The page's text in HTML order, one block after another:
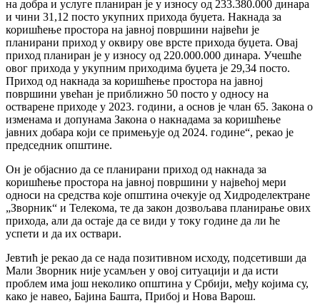
на добра и услуге планиран је у износу од 233.380.000 динара
и чини 31,12 посто укупних прихода буџета. Накнада за
коришћење простора на јавној површини највећи је
планирани приход у оквиру ове врсте прихода буџета. Овај
приход планиран је у износу од 220.000.000 динара. Учешће
овог прихода у укупним приходима буџета је 29,34 посто.
Приход од накнада за коришћење простора на јавној
површини увећан је приближно 50 посто у односу на
остварене приходе у 2023. години, а основ је члан 65. Закона о
изменама и допунама Закона о накнадама за коришћење
јавних добара који се примењује од 2024. године“, рекао је
председник општине.
Он је објаснио да се планирани приход од накнада за
коришћење простора на јавној површини у највећој мери
односи на средства које општина очекује од Хидроделектране
„Зворник“ и Телекома, те да закон дозвољава планирање ових
прихода, али да остаје да се види у току године да ли ће
успети и да их оствари.
Јевтић је рекао да се нада позитивном исходу, подсетивши да
Мали Зворник није усамљен у овој ситуацији и да исти
проблем има још неколико општина у Србији, међу којима су,
како је навео, Бајина Башта, Прибој и Нова Варош.